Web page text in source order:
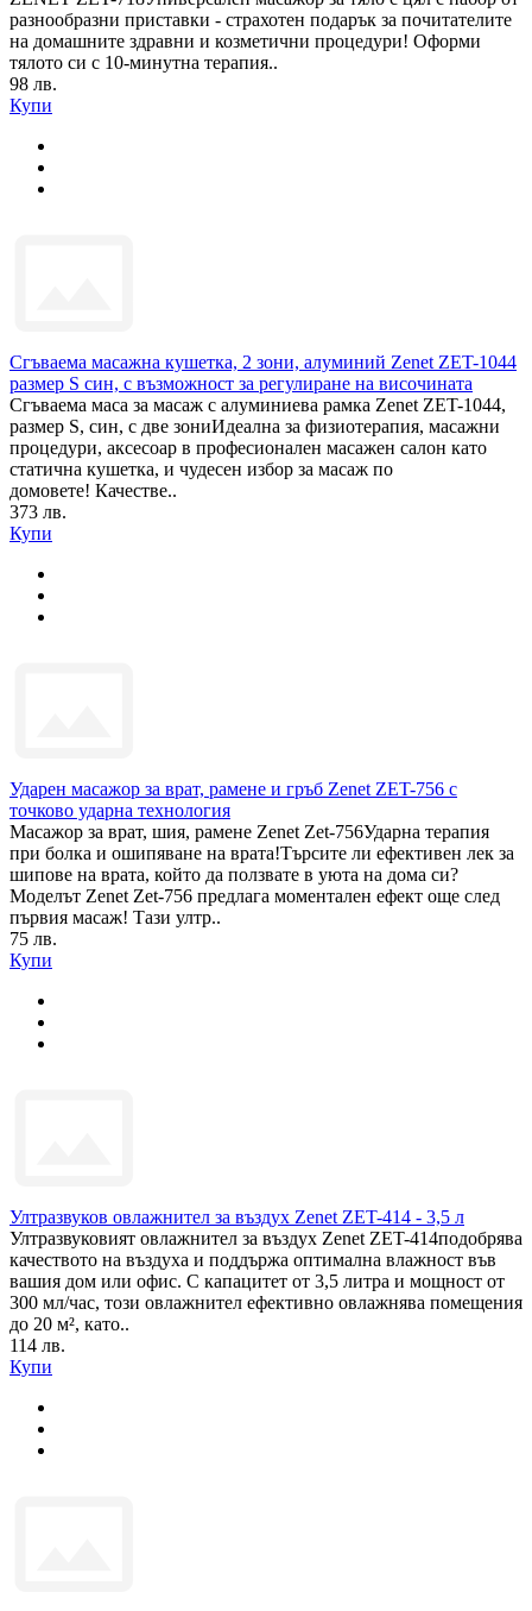
разнообразни приставки - страхотен подарък за почитателите
на домашните здравни и козметични процедури! Оформи
тялото си с 10-минутна терапия..
98 лв.
Купи
Сгъваема масажна кушетка, 2 зони, алуминий Zenet ZET-1044
размер S син, с възможност за регулиране на височината
Сгъваема маса за масаж с алуминиева рамка Zenet ZET-1044,
размер S, син, с две зониИдеална за физиотерапия, масажни
процедури, аксесоар в професионален масажен салон като
статична кушетка, и чудесен избор за масаж по
домовете! Качестве..
373 лв.
Купи
Ударен масажор за врат, рамене и гръб Zenet ZET-756 с
точково ударна технология
Масажор за врат, шия, рамене Zenet Zet-756Ударна терапия
при болка и ошипяване на врата!Търсите ли ефективен лек за
шипове на врата, който да ползвате в уюта на дома си?
Моделът Zenet Zet-756 предлага моментален ефект още след
първия масаж! Тази ултр..
75 лв.
Купи
Ултразвуков овлажнител за въздух Zenet ZET-414 - 3,5 л
Ултразвуковият овлажнител за въздух Zenet ZET-414подобрява
качеството на въздуха и поддържа оптимална влажност във
вашия дом или офис. С капацитет от 3,5 литра и мощност от
300 мл/час, този овлажнител ефективно овлажнява помещения
до 20 м², като..
114 лв.
Купи